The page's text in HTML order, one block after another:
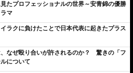
たプロフェッショナルの世界～安青錦の優勝
マ
イラクに負けたことで日本代表に起きたプラス
なぜ殴り合いが許されるのか？ 驚きの「フ
について